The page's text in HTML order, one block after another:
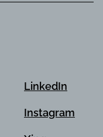
LinkedIn
Instagram